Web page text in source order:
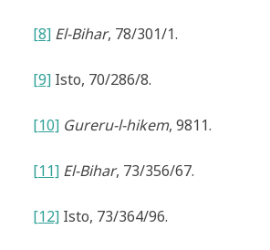
[8] El-Bihar, 78/301/1.
[9]Isto, 70/286/8.
[10] Gureru-l-hikem, 9811.
[11] El-Bihar, 73/356/67.
[12]Isto, 73/364/96.